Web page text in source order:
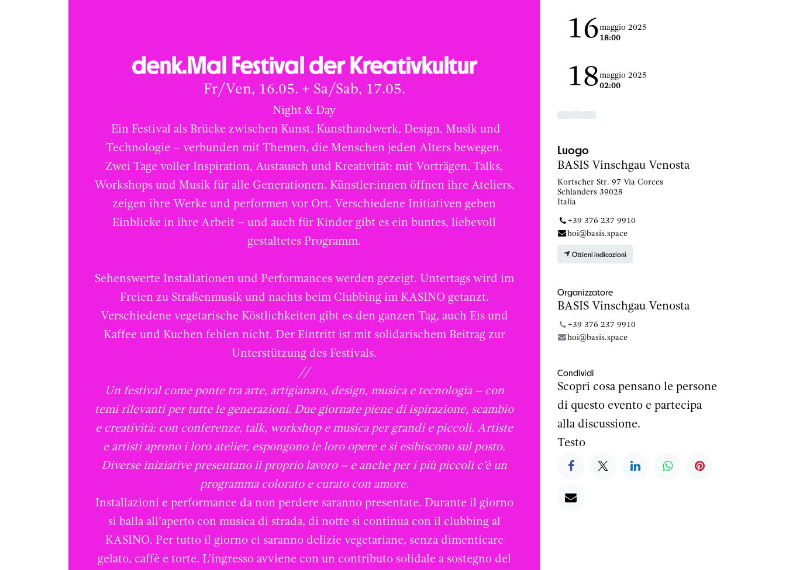
denk.Mal Festival der Kreativkultur
Fr/Ven, 16.05. + Sa/Sab, 17.05.
Night & Day
Ein Festival als Brücke zwischen Kunst, Kunsthandwerk, Design, Musik und
Technologie – verbunden mit Themen, die Menschen jeden Alters bewegen.
Zwei Tage voller Inspiration, Austausch und Kreativität: mit Vorträgen, Talks,
Workshops und Musik für alle Generationen. Künstler:innen öffnen ihre Ateliers,
zeigen ihre Werke und performen vor Ort. Verschiedene Initiativen geben
Einblicke in ihre Arbeit – und auch für Kinder gibt es ein buntes, liebevoll
gestaltetes Programm.
Sehenswerte Installationen und Performances werden gezeigt. Untertags wird im
Freien zu Straßenmusik und nachts beim Clubbing im KASINO getanzt.
Verschiedene vegetarische Köstlichkeiten gibt es den ganzen Tag, auch Eis und
Kaffee und Kuchen fehlen nicht. Der Eintritt ist mit solidarischem Beitrag zur
Unterstützung des Festivals.
//
Un festival come ponte tra arte, artigianato, design, musica e tecnologia – con
temi rilevanti per tutte le generazioni. Due giornate piene di ispirazione, scambio
e creatività: con conferenze, talk, workshop e musica per grandi e piccoli. Artiste
e artisti aprono i loro atelier, espongono le loro opere e si esibiscono sul posto.
Diverse iniziative presentano il proprio lavoro – e anche per i più piccoli c’è un
programma colorato e curato con amore.
Installazioni e performance da non perdere saranno presentate. Durante il giorno
si balla all’aperto con musica di strada, di notte si continua con il clubbing al
KASINO. Per tutto il giorno ci saranno delizie vegetariane, senza dimenticare
gelato, caffè e torte. L’ingresso avviene con un contributo solidale a sostegno del
16maggio 2025
18:00
18maggio 2025
02:00
Luogo
BASIS Vinschgau Venosta
Kortscher Str. 97 Via Corces
Schlanders 39028
Italia
+39 376 237 9910
hoi@basis.space
Ottieni indicazioni
Organizzatore
BASIS Vinschgau Venosta
+39 376 237 9910
hoi@basis.space
Condividi
Scopri cosa pensano le persone
di questo evento e partecipa
alla discussione.
Testo